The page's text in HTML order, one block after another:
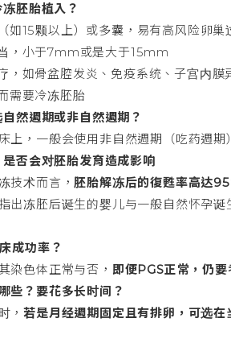
胚胎植入？
如15颗以上）或多囊，易有高风险卵巢
，小于7mm或是大于15mm
，如骨盆腔发炎、免疫系统、子宫内膜
需要冷冻胚胎
然週期或非自然週期？
上，一般会使用非自然週期（吃药週期
否会对胚胎发育造成影响
技术而言，胚胎解冻后的復甦率高达
出冻胚后诞生的婴儿与一般自然怀孕
成功率？
染色体正常与否， 即便PGS正常，仍
些？要花多长时间？
，若是月经週期固定且有排卵，可选